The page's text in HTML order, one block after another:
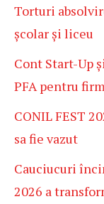
Torturi
școlar și liceu
Cont Start-Up
PFA pentru
CONIL FEST
sa fie vazut
Cauciucuri
2026 a